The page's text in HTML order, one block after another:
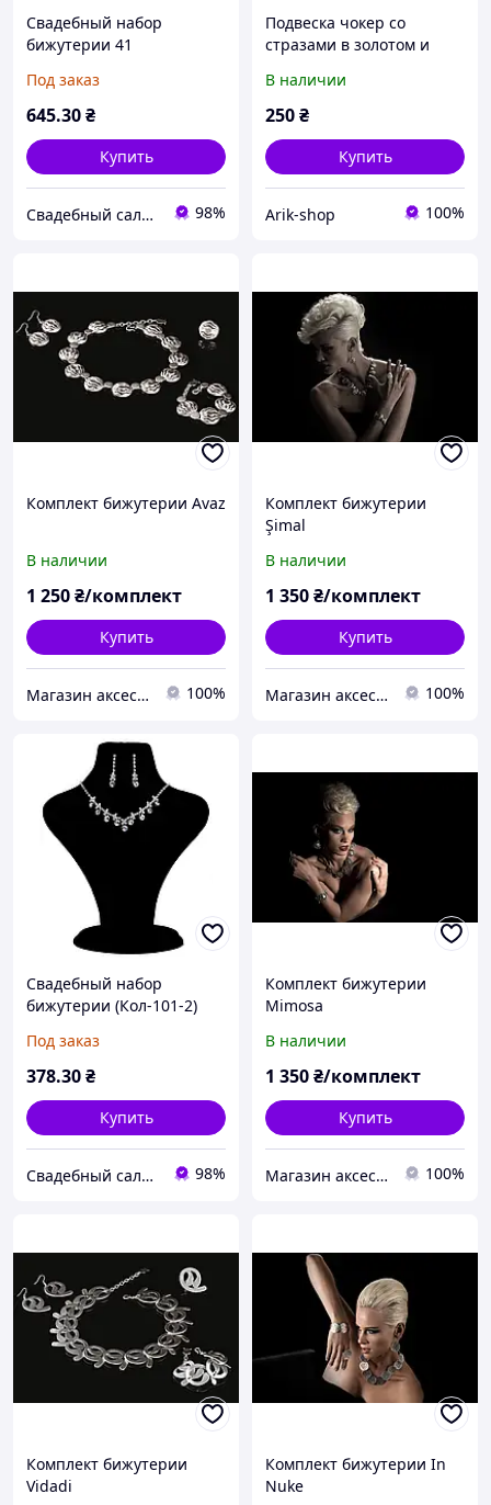
Свадебный набор
бижутерии 41
Под заказ
645.30₴
Купить
Свадебный салон "ПРИНЦЕССА" 98%
Подвеска чокер со
стразами в золотом и
В наличии
250₴
Купить
Arik-shop 100%
Комплект бижутерии Avaz
В наличии
1 250₴/комплект
Купить
Магазин аксессуаров Silver Taurus. 100%
Комплект бижутерии
Şimal
В наличии
1 350₴/комплект
Купить
Магазин аксессуаров Silver Taurus. 100%
Свадебный набор
бижутерии (Кол-101-2)
Под заказ
378.30₴
Купить
Свадебный салон "ПРИНЦЕССА" 98%
Комплект бижутерии
Mimosa
В наличии
1 350₴/комплект
Купить
Магазин аксессуаров Silver Taurus. 100%
Комплект бижутерии
Vidadi
Комплект бижутерии In
Nuke